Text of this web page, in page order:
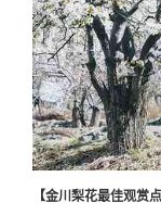
【金川梨花最佳观赏点